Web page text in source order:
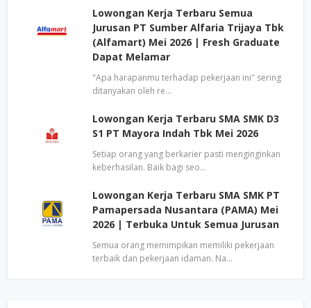
Lowongan Kerja Terbaru Semua
Jurusan PT Sumber Alfaria Trijaya Tbk
(Alfamart) Mei 2026 | Fresh Graduate
Dapat Melamar
"Apa harapanmu terhadap pekerjaan ini" sering
ditanyakan oleh re…
Lowongan Kerja Terbaru SMA SMK D3
S1 PT Mayora Indah Tbk Mei 2026
Setiap orang yang berkarier pasti menginginkan
keberhasilan. Baik bagi seo…
Lowongan Kerja Terbaru SMA SMK PT
Pamapersada Nusantara (PAMA) Mei
2026 | Terbuka Untuk Semua Jurusan
Semua orang memimpikan memiliki pekerjaan
terbaik dan pekerjaan idaman. Na…